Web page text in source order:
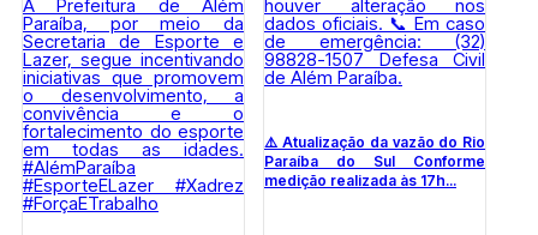
⚠️ Atualização da vazão do Rio
Paraíba do Sul Conforme
medição realizada às 17h...